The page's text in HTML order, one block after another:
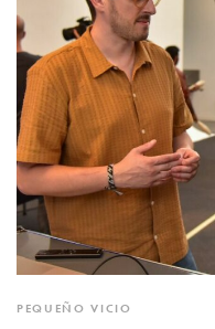
PEQUEÑO VICIO